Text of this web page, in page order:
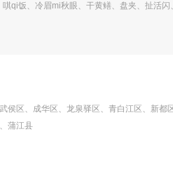
qi饭、冷眉mi秋眼、干黄鳝、盘夹、扯活闪
侯区、成华区、龙泉驿区、青白江区、新都
蒲江县